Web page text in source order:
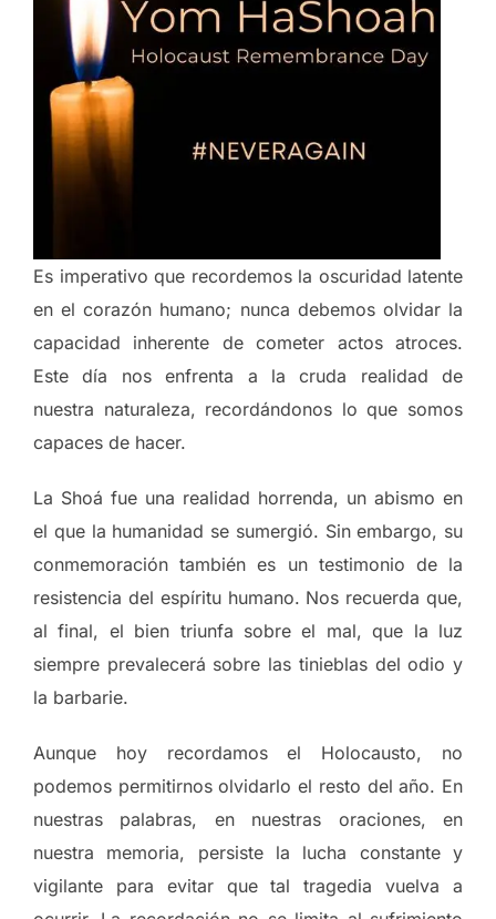
Es imperativo que recordemos la oscuridad latente
en el corazón humano; nunca debemos olvidar la
capacidad inherente de cometer actos atroces.
Este día nos enfrenta a la cruda realidad de
nuestra naturaleza, recordándonos lo que somos
capaces de hacer.
La Shoá fue una realidad horrenda, un abismo en
el que la humanidad se sumergió. Sin embargo, su
conmemoración también es un testimonio de la
resistencia del espíritu humano. Nos recuerda que,
al final, el bien triunfa sobre el mal, que la luz
siempre prevalecerá sobre las tinieblas del odio y
la barbarie.
Aunque hoy recordamos el Holocausto, no
podemos permitirnos olvidarlo el resto del año. En
nuestras palabras, en nuestras oraciones, en
nuestra memoria, persiste la lucha constante y
vigilante para evitar que tal tragedia vuelva a